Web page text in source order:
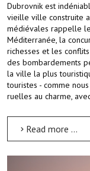
Dubrovnik est
vieille ville construite
médiévales rappelle
Méditerranée, la
richesses et les
des bombardements
la ville la plus
touristes - comme
ruelles au charme,
Read more …